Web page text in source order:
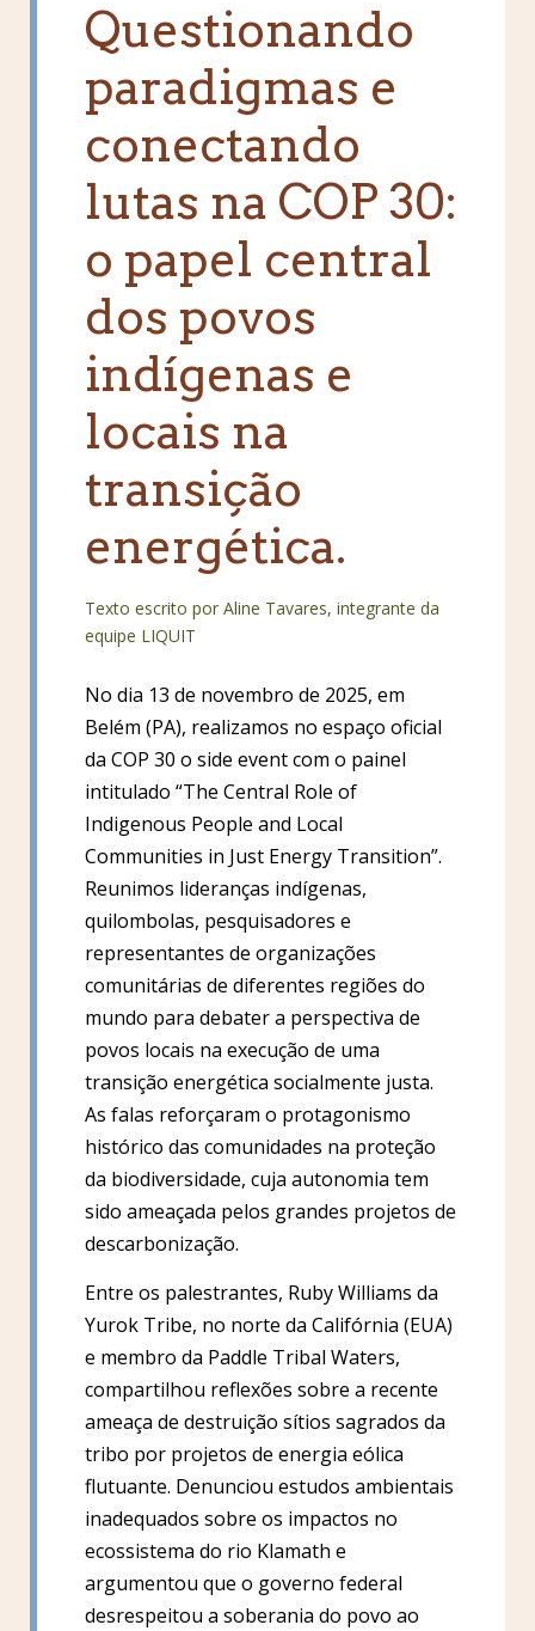
Questionando
paradigmas e
conectando
lutas na COP 30:
o papel central
dos povos
indígenas e
locais na
transição
energética.
Texto escrito por Aline Tavares, integrante da
equipe LIQUIT
No dia 13 de novembro de 2025, em
Belém (PA), realizamos no espaço oficial
da COP 30 o side event com o painel
intitulado “The Central Role of
Indigenous People and Local
Communities in Just Energy Transition”.
Reunimos lideranças indígenas,
quilombolas, pesquisadores e
representantes de organizações
comunitárias de diferentes regiões do
mundo para debater a perspectiva de
povos locais na execução de uma
transição energética socialmente justa.
As falas reforçaram o protagonismo
histórico das comunidades na proteção
da biodiversidade, cuja autonomia tem
sido ameaçada pelos grandes projetos de
descarbonização.
Entre os palestrantes, Ruby Williams da
Yurok Tribe, no norte da Califórnia (EUA)
e membro da Paddle Tribal Waters,
compartilhou reflexões sobre a recente
ameaça de destruição sítios sagrados da
tribo por projetos de energia eólica
flutuante. Denunciou estudos ambientais
inadequados sobre os impactos no
ecossistema do rio Klamath e
argumentou que o governo federal
desrespeitou a soberania do povo ao